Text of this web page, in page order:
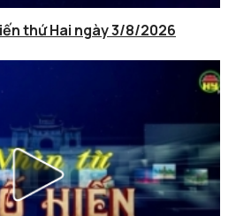
thứ Hai ngày 3/8/2026